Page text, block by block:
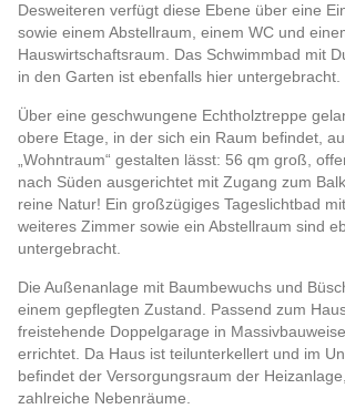
Desweiteren verfügt diese Ebene über eine
sowie einem Abstellraum, einem WC und
Hauswirtschaftsraum. Das Schwimmbad mit
in den Garten ist ebenfalls hier untergebracht.
Über eine geschwungene Echtholztreppe
obere Etage, in der sich ein Raum befindet,
„Wohntraum“ gestalten lässt: 56 qm groß,
nach Süden ausgerichtet mit Zugang zum
reine Natur! Ein großzügiges Tageslichtbad
weiteres Zimmer sowie ein Abstellraum sind
untergebracht.
Die Außenanlage mit Baumbewuchs und
einem gepflegten Zustand. Passend zum
freistehende Doppelgarage in
errichtet. Da Haus ist teilunterkellert und im
befindet der Versorgungsraum der
zahlreiche Nebenräume.